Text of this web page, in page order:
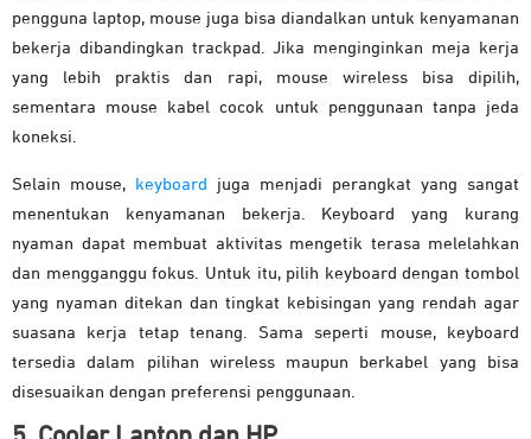
pengguna laptop, mouse juga bisa diandalkan untuk kenyamanan
bekerja dibandingkan trackpad. Jika menginginkan meja kerja
yang lebih praktis dan rapi, mouse wireless bisa dipilih,
sementara mouse kabel cocok untuk penggunaan tanpa jeda
koneksi.
Selain mouse, keyboard
juga menjadi perangkat yang sangat
menentukan kenyamanan bekerja. Keyboard yang kurang
nyaman dapat membuat aktivitas mengetik terasa melelahkan
dan mengganggu fokus. Untuk itu, pilih keyboard dengan tombol
yang nyaman ditekan dan tingkat kebisingan yang rendah agar
suasana kerja tetap tenang. Sama seperti mouse, keyboard
tersedia dalam pilihan wireless maupun berkabel yang bisa
disesuaikan dengan preferensi penggunaan.